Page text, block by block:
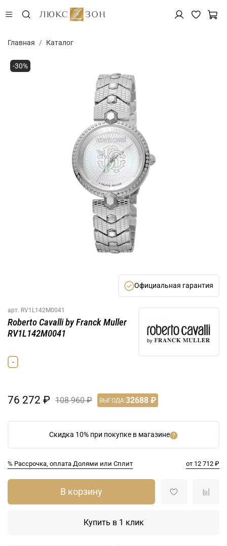
Главная Каталог
-30%
Официальная гарантия
арт. RV1L142M0041
Скидка 10% при покупке в магазине
% Рассрочка, оплата Долями или Сплит от 12 712 ₽
Roberto Cavalli by Franck Muller
RV1L142M0041
-
76 272 ₽ 108 960 ₽ ВЫГОДА:32688 ₽
В корзину
Купить в 1 клик